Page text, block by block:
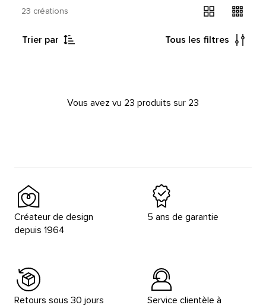
23 créations
Trier par Tous les filtres
Vous avez vu 23 produits sur 23
Créateur de design
depuis 1964
5 ans de garantie
Retours sous 30 jours
Service clientèle à